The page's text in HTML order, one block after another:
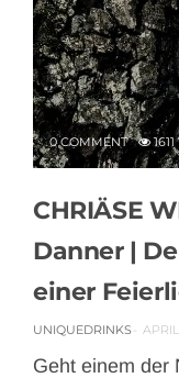
0 COMMENT
CHRIÄSE
Danner |
einer
UNIQUEDRINKS
Geht einem der